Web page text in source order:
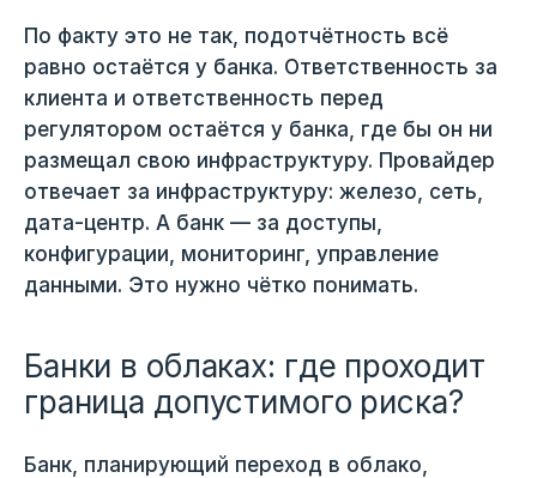
По факту это не так, подотчётность всё
равно остаётся у банка. Ответственность за
клиента и ответственность перед
регулятором остаётся у банка, где бы он ни
размещал свою инфраструктуру. Провайдер
отвечает за инфраструктуру: железо, сеть,
дата-центр. А банк — за доступы,
конфигурации, мониторинг, управление
данными. Это нужно чётко понимать.
Банки в облаках: где проходит
граница допустимого риска?
Банк, планирующий переход в облако,